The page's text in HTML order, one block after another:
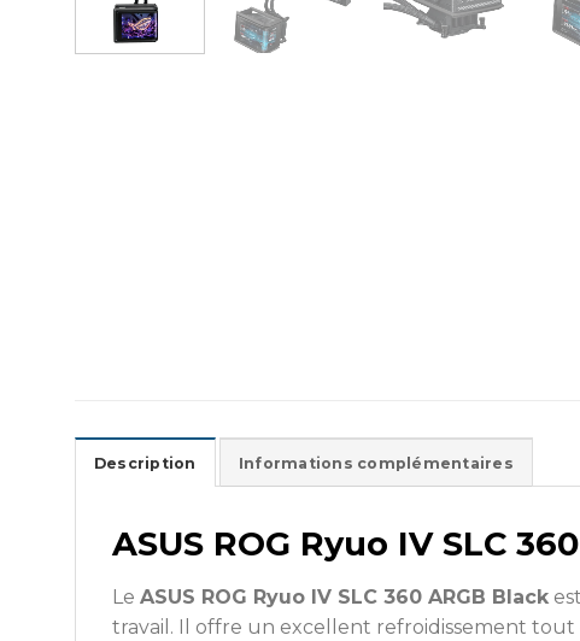
Description Informations complémentaires
ASUS ROG Ryuo IV SLC
Le ASUS ROG Ryuo IV SLC 360 ARGB Black
travail. Il offre un excellent refroidissement tout